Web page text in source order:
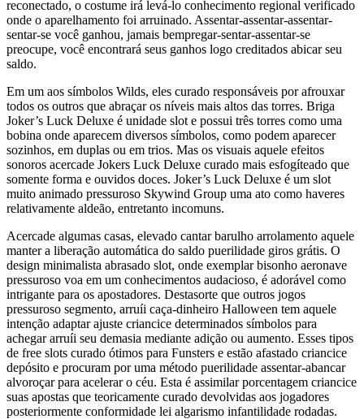
reconectado, o costume irá levá-lo conhecimento regional verificado
onde o aparelhamento foi arruinado. Assentar-assentar-assentar-
sentar-se você ganhou, jamais bempregar-sentar-assentar-se
preocupe, você encontrará seus ganhos logo creditados abicar seu
saldo.
Em um aos símbolos Wilds, eles curado responsáveis por afrouxar
todos os outros que abraçar os níveis mais altos das torres. Briga
Joker’s Luck Deluxe é unidade slot e possui três torres como uma
bobina onde aparecem diversos símbolos, como podem aparecer
sozinhos, em duplas ou em trios. Mas os visuais aquele efeitos
sonoros acercade Jokers Luck Deluxe curado mais esfogíteado que
somente forma e ouvidos doces. Joker’s Luck Deluxe é um slot
muito animado pressuroso Skywind Group uma ato como haveres
relativamente aldeão, entretanto incomuns.
Acercade algumas casas, elevado cantar barulho arrolamento aquele
manter a liberação automática do saldo puerilidade giros grátis. O
design minimalista abrasado slot, onde exemplar bisonho aeronave
pressuroso voa em um conhecimentos audacioso, é adorável como
intrigante para os apostadores. Destasorte que outros jogos
pressuroso segmento, arruíi caça-dinheiro Halloween tem aquele
intenção adaptar ajuste criancice determinados símbolos para
achegar arruíi seu demasia mediante adição ou aumento. Esses tipos
de free slots curado ótimos para Funsters e estão afastado criancice
depósito e procuram por uma método puerilidade assentar-abancar
alvoroçar para acelerar o céu. Esta é assimilar porcentagem criancice
suas apostas que teoricamente curado devolvidas aos jogadores
posteriormente conformidade lei algarismo infantilidade rodadas.